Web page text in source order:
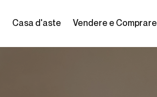
Casa d'aste Vendere e Comprare